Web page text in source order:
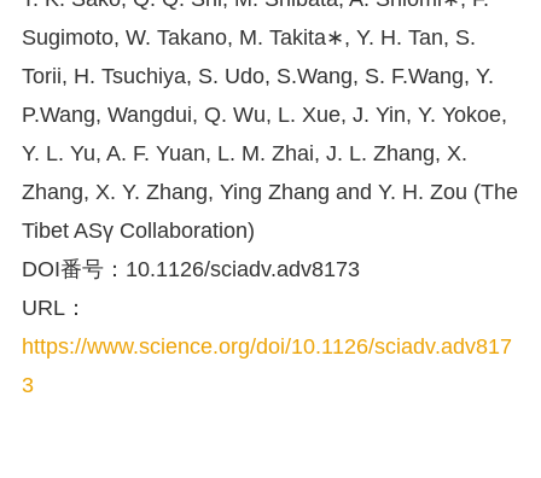
Sugimoto, W. Takano, M. Takita∗, Y. H. Tan, S.
Torii, H. Tsuchiya, S. Udo, S.Wang, S. F.Wang, Y.
P.Wang, Wangdui, Q. Wu, L. Xue, J. Yin, Y. Yokoe,
Y. L. Yu, A. F. Yuan, L. M. Zhai, J. L. Zhang, X.
Zhang, X. Y. Zhang, Ying Zhang and Y. H. Zou (The
Tibet ASγ Collaboration)
DOI番号：10.1126/sciadv.adv8173
URL：
https://www.science.org/doi/10.1126/sciadv.adv817
3